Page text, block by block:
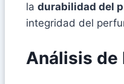
la durabilidad del
integridad del
Análisis de